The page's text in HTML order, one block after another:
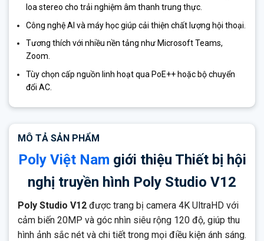
loa stereo cho trải nghiệm âm thanh trung thực.
Công nghệ AI và máy học giúp cải thiện chất lượng hội thoại.
Tương thích với nhiều nền tảng như Microsoft Teams,
Zoom.
Tùy chọn cấp nguồn linh hoạt qua PoE++ hoặc bộ chuyển
đổi AC.
MÔ TẢ SẢN PHẨM
Poly Việt Nam giới thiệu Thiết bị hội
nghị truyền hình Poly Studio V12
Poly Studio V12 được trang bị camera 4K UltraHD với
cảm biến 20MP và góc nhìn siêu rộng 120 độ, giúp thu
hình ảnh sắc nét và chi tiết trong mọi điều kiện ánh sáng.